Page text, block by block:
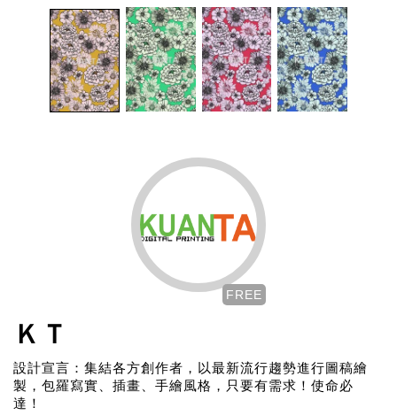
ＫＴ
設計宣言：集結各方創作者，以最新流行趨勢進行圖稿繪
製，包羅寫實、插畫、手繪風格，只要有需求！使命必
達！
FREE